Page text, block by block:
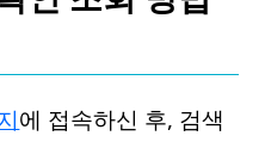
에 접속하신 후, 검색